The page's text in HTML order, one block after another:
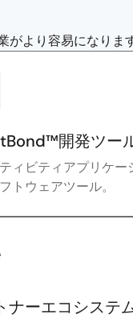
より容易になります
開発ツー
ィビティアプリケ
トウェアツール。
ナーエコシステ